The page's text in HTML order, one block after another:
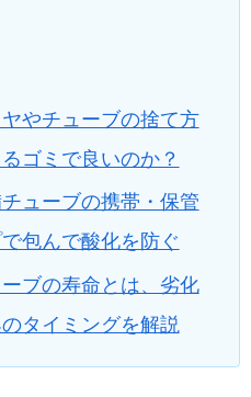
やチューブの捨て方
ゴミで良いのか？
ューブの携帯・保管
包んで酸化を防ぐ
ブの寿命とは、劣化
タイミングを解説